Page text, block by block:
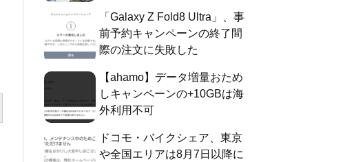
「Galaxy Z Fold8 Ultra」、事
前予約キャンペーンの終了間
際の注文に失敗した
【ahamo】データ増量おため
しキャンペーンの+10GBは海
外利用不可
ドコモ・バイクシェア、東京
や全国エリアは8月7日以降に